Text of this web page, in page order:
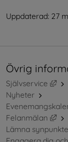
Uppdaterad: 27
Övrig
Självservice
Nyheter
Felanmälan
Lämna